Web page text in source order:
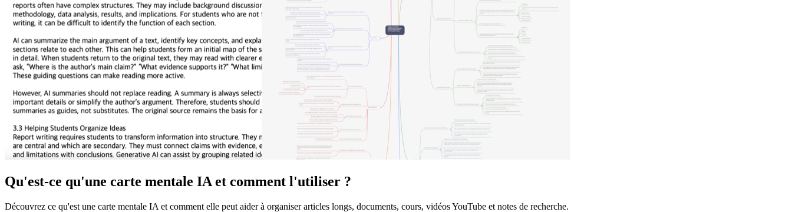
Qu'est-ce qu'une carte mentale IA et comment l'utiliser ?
Découvrez ce qu'est une carte mentale IA et comment elle peut aider à organiser articles longs, documents, cours, vidéos YouTube et notes de recherche.